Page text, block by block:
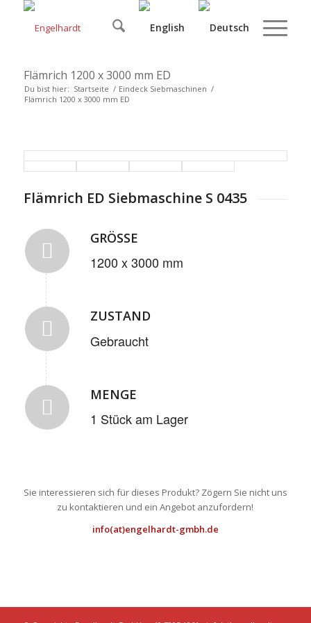
Flämrich 1200 x 3000 mm ED
Du bist hier: Startseite / Eindeck Siebmaschinen /
Flämrich 1200 x 3000 mm ED
Flämrich ED Siebmaschine S 0435
GRÖSSE
1200 x 3000 mm
ZUSTAND
Gebraucht
MENGE
1 Stück am Lager
Sie interessieren sich für dieses Produkt? Zögern Sie nicht uns
zu kontaktieren und ein Angebot anzufordern!
info(at)engelhardt-gmbh.de